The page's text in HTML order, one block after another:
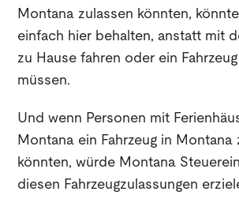
Montana zulassen könnten,
einfach hier behalten, anstatt mit
zu Hause fahren oder ein
müssen.
Und wenn Personen mit
Montana ein Fahrzeug in Montana
könnten, würde Montana
diesen Fahrzeugzulassungen